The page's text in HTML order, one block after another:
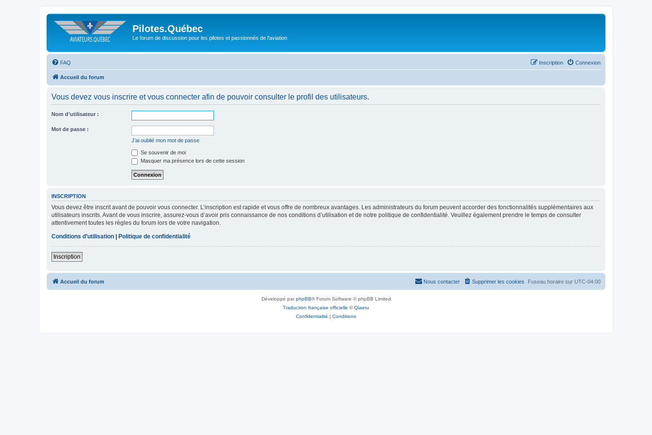
Pilotes.Québec
Le forum de discussion pour les pilotes et passionnés de l'aviation
FAQ Connexion
Inscription
Accueil du forum
Vous devez vous inscrire et vous connecter afin de pouvoir consulter le profil des utilisateurs.
Nom d’utilisateur :
Mot de passe :
J’ai oublié mon mot de passe
Se souvenir de moi
Masquer ma présence lors de cette session
INSCRIPTION
Vous devez être inscrit avant de pouvoir vous connecter. L’inscription est rapide et vous offre de nombreux avantages. Les administrateurs du forum peuvent accorder des fonctionnalités supplémentaires aux
utilisateurs inscrits. Avant de vous inscrire, assurez-vous d’avoir pris connaissance de nos conditions d’utilisation et de notre politique de confidentialité. Veuillez également prendre le temps de consulter
attentivement toutes les règles du forum lors de votre navigation.
Conditions d’utilisation
Politique de confidentialité
Inscription
Accueil du forum Fuseau horaire sur UTC-04:00
Supprimer les cookies
Nous contacter
Développé parphpBB® Forum Software © phpBB Limited
Traduction française officielle ©Qiaeru
Confidentialité | Conditions